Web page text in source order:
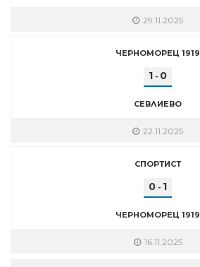
29.11.2025
ЧЕРНОМОРЕЦ 1919
1 - 0
СЕВЛИЕВО
22.11.2025
СПОРТИСТ
0 - 1
ЧЕРНОМОРЕЦ 1919
16.11.2025